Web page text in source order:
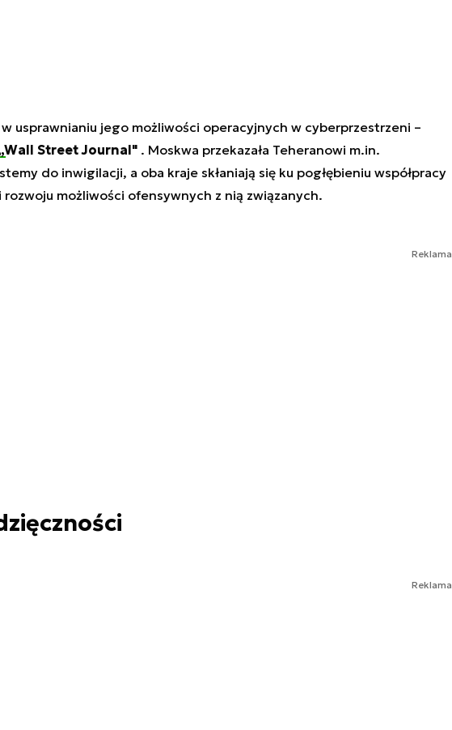
w usprawnianiu jego możliwości operacyjnych w cyberprzestrzeni –
Street Journal" . Moskwa przekazała Teheranowi m.in.
do inwigilacji, a oba kraje skłaniają się ku pogłębieniu współpracy
możliwości ofensywnych z nią związanych.
Reklama
Reklama